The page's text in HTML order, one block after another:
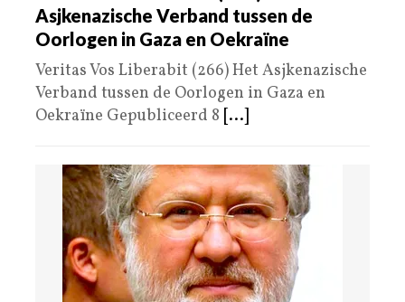
Asjkenazische Verband tussen de
Oorlogen in Gaza en Oekraïne
Veritas Vos Liberabit (266) Het Asjkenazische
Verband tussen de Oorlogen in Gaza en
Oekraïne Gepubliceerd 8 [...]